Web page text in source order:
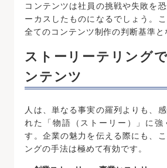
コンテンツは社員の挑戦や失敗を
ーカスしたものになるでしょう。こ
全てのコンテンツ制作の判断基準と
ストーリーテリング
ンテンツ
人は、単なる事実の羅列よりも、
れた「物語（ストーリー）」に強
す。企業の魅力を伝える際にも、
ングの手法は極めて有効です。